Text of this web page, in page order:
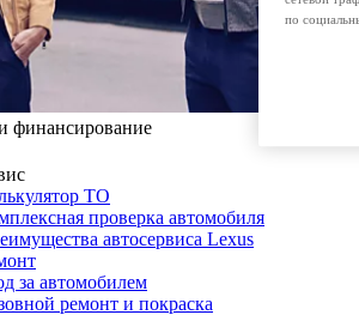
финансирование
ТО
проверка автомобиля
автосервиса Lexus
за автомобилем
ремонт и покраска
по